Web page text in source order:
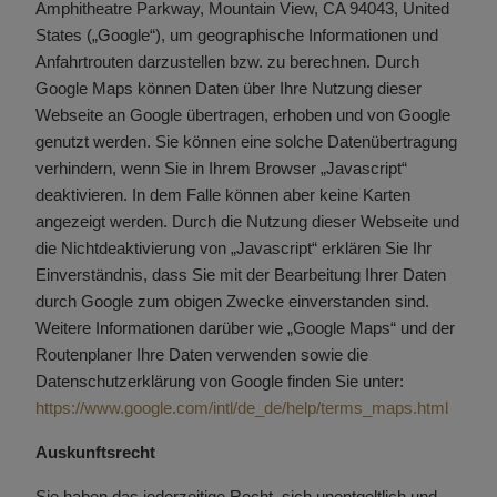
Amphitheatre Parkway, Mountain View, CA 94043, United
States („Google“), um geographische Informationen und
Anfahrtrouten darzustellen bzw. zu berechnen. Durch
Google Maps können Daten über Ihre Nutzung dieser
Webseite an Google übertragen, erhoben und von Google
genutzt werden. Sie können eine solche Datenübertragung
verhindern, wenn Sie in Ihrem Browser „Javascript“
deaktivieren. In dem Falle können aber keine Karten
angezeigt werden. Durch die Nutzung dieser Webseite und
die Nichtdeaktivierung von „Javascript“ erklären Sie Ihr
Einverständnis, dass Sie mit der Bearbeitung Ihrer Daten
durch Google zum obigen Zwecke einverstanden sind.
Weitere Informationen darüber wie „Google Maps“ und der
Routenplaner Ihre Daten verwenden sowie die
Datenschutzerklärung von Google finden Sie unter:
https://www.google.com/intl/de_de/help/terms_maps.html
Auskunftsrecht